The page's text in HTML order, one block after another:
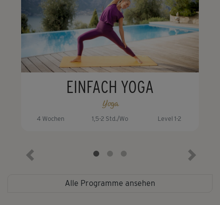
EINFACH YOGA
Yoga
4 Wochen 1,5-2 Std./Wo Level 1-2
Vorheriges Element
Alle Programme ansehen